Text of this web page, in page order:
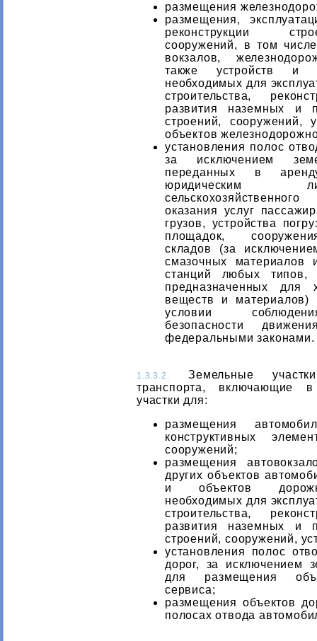
размещения
размещения,
реконструкции
сооружений, в том
вокзалов,
также устройств и
необходимых для
строительства,
развития наземных и
строений, сооружений,
объектов
установления полос
за исключением
переданных в
юридическим
оказания услуг
грузов, устройства
площадок,
складов (за
смазочных материалов
станций любых типов,
предназначенных для
веществ и
условии
безопасности
федеральными законами.
1.3.3.2.
Земельные участки
транспорта, включающие
участки для:
размещения
конструктивных
сооружений;
размещения
других объектов
и объектов
необходимых для
строительства,
развития наземных и
строений, сооружений,
установления полос
дорог, за исключением
для размещения
сервиса;
размещения объектов
полосах отвода